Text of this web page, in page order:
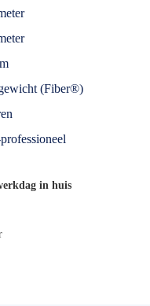
(Fiber®)
in huis